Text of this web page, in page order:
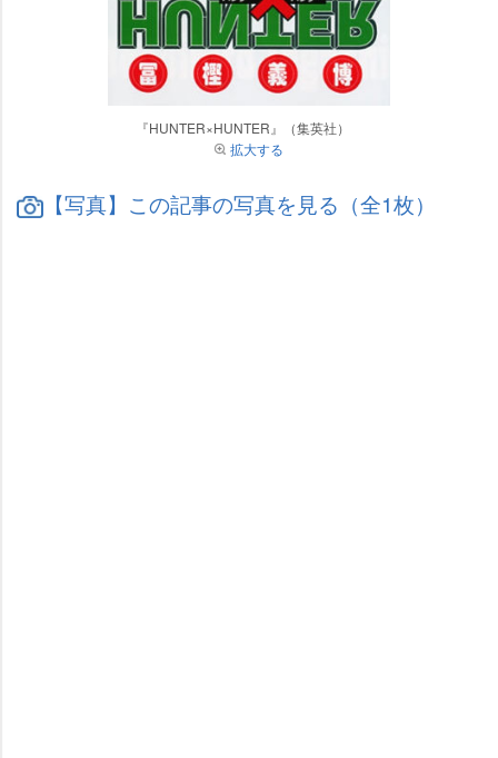
『HUNTER×HUNTER』（集英社）
拡大する
【写真】この記事の写真を見る（全1枚）